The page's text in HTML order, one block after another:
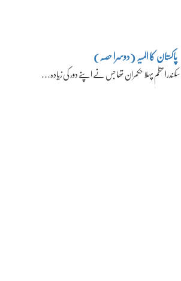
پاکستان کا المیہ (دوسرا حصہ)
سکندراعظم پہلا حکمران تھا جس نے اپنے دور کی زیادہ…